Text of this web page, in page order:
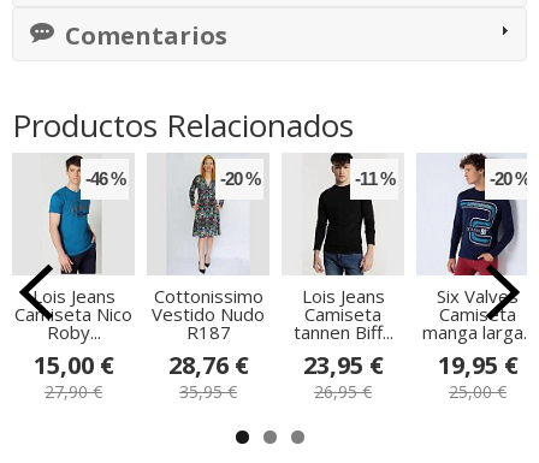
Comentarios
Productos Relacionados
-46 %
Lois Jeans
Camiseta Nico
Roby...
15,00 €
27,90 €
-20 %
Cottonissimo
Vestido Nudo
R187
28,76 €
35,95 €
-11 %
Lois Jeans
Camiseta
tannen Biff...
23,95 €
26,95 €
-20 %
Six Valves
Camiseta
manga larga...
19,95 €
25,00 €